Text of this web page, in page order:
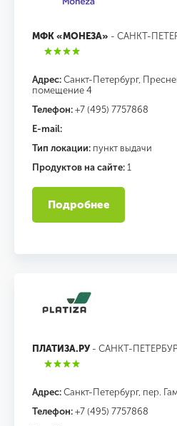
МФК «МОНЕЗА» - САНКТ-
Адрес: Санкт-Петербург,
помещение 4
Телефон: +7 (495) 7757868
E-mail:
Тип локации: пункт выдачи
Продуктов на сайте: 1
Подробнее
ПЛАТИЗА.РУ- САНКТ-
Адрес: Санкт-Петербург, пер.
Телефон: +7 (495) 7757868